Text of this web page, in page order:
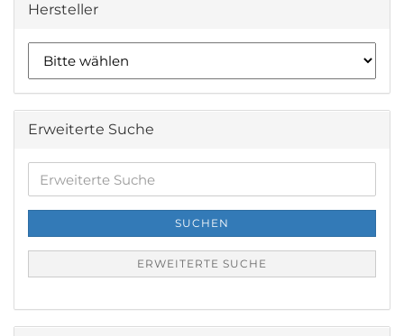
Hersteller
Erweiterte Suche
Erweiterte
Suche
SUCHEN
ERWEITERTE SUCHE